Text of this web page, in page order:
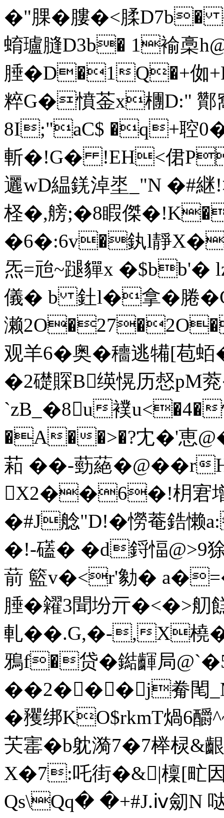
�"腂�膢�<腬D7b�
蜟瓐膖D3b� 1褕槀
腄�D�1Q�+
粹G�憤菳x檲 D:"
8I;"aC$ �q+聜
斬�!G� !EH<侰
邐wD緼錓淖埊_"N �#継
柽�,艕;�8睱傑
�6�:6v�釻l靜X�乃垪
炁 =兘~蹆貚x
儀� b 釷l�拿�腃
濑
观羊6�奥�穯逃犕[苞
�2礎賝B绬愰历惄
`zB_�8u襆u<�4�
�A��>�?冘 �'恵
萂 ��-葝蕝�@��r
X2��6�!枂宭增
�#J艌"D!�憦菴鋯懒
�!- 礚� �d鋝愊
葥 籃v�<r'勨�
腄�糴3聞坋亓�<�>
軋��.G,�-,X
鴉f�贷�鐑齳局
��2���j觠閐
�矡绑KO$rkmT煱6釂
芖寚�b躭漪7�7榉棂&
X�7:吒街�&|檁[甿
Qs\Qq� �+#J.ⅳ劎N 哒